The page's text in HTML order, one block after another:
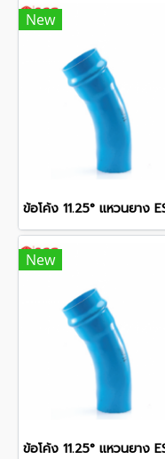
New
New